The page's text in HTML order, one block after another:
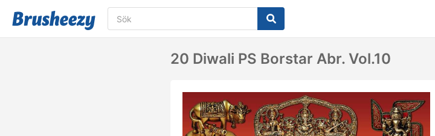
20 Diwali PS Borstar Abr. Vol.10